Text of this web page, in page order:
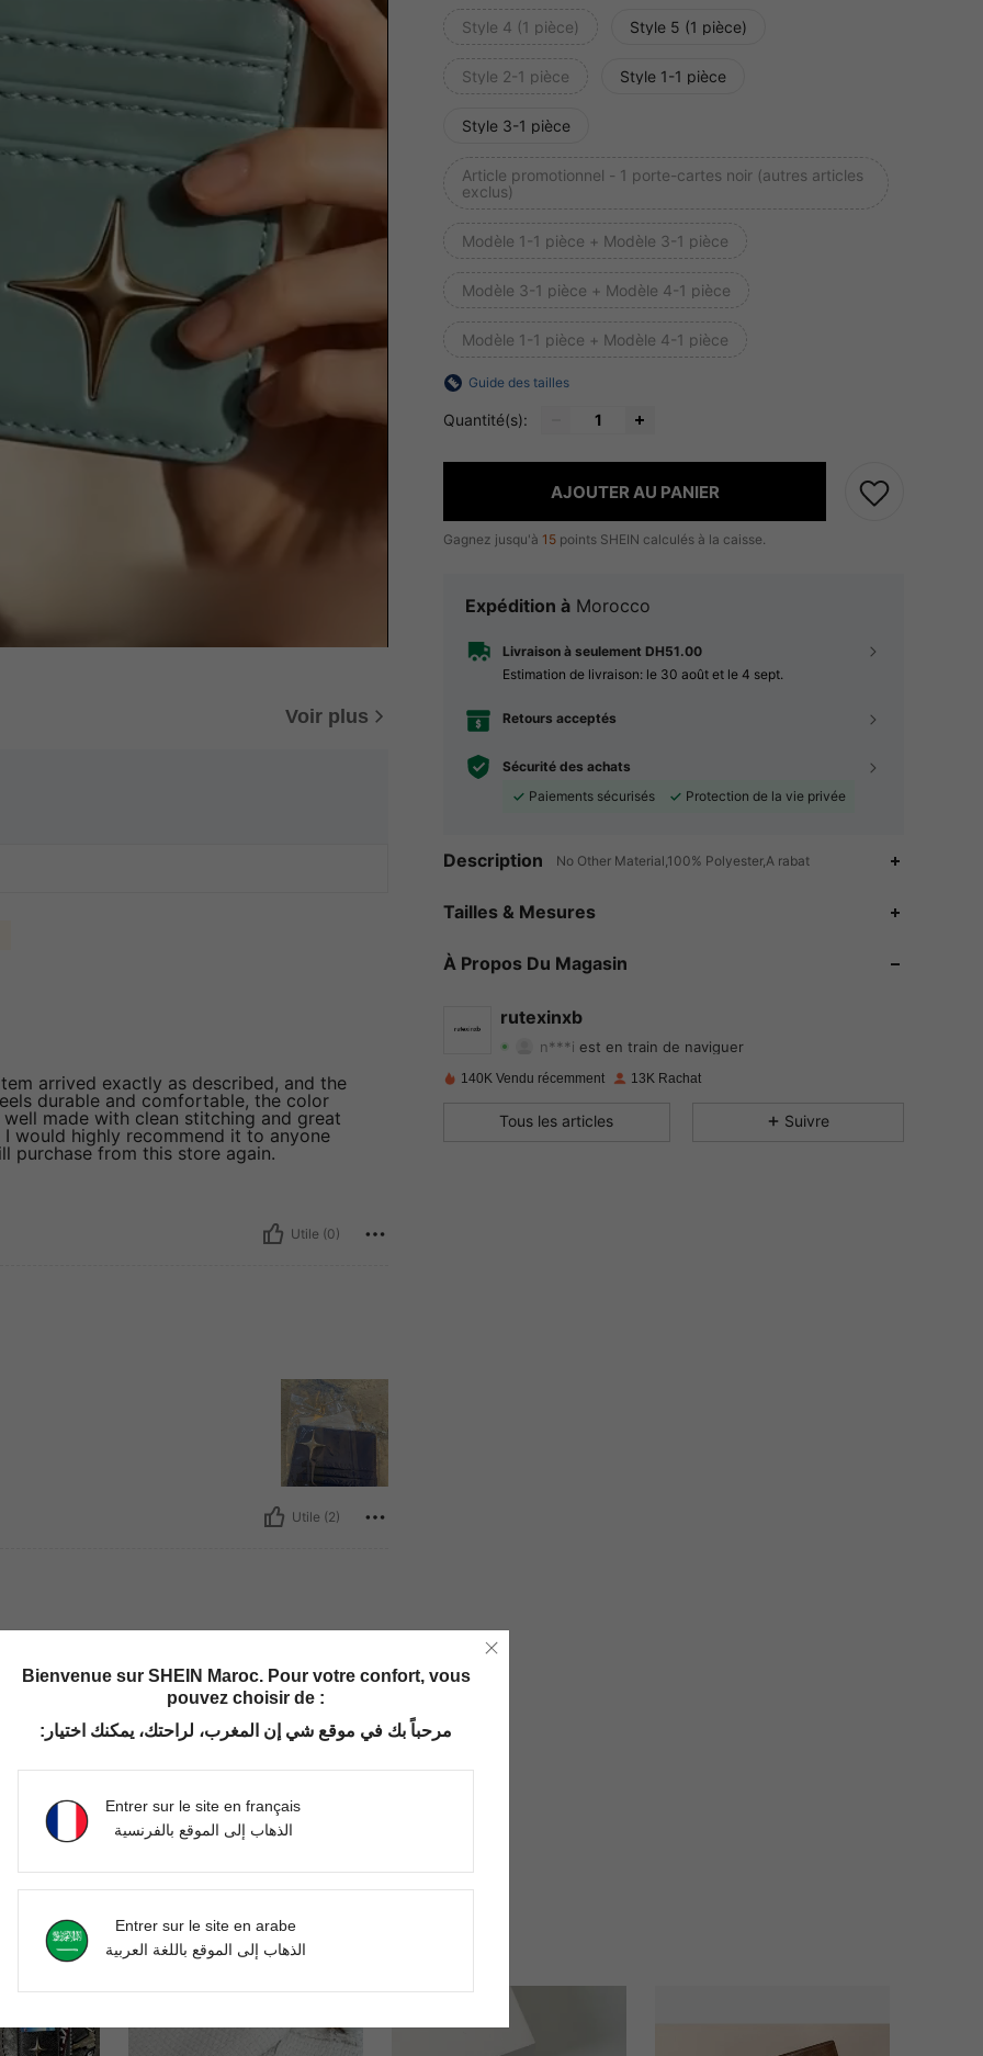
Voir plus
item arrived exactly as described, and the
durable and comfortable, the color
made with clean stitching and great
would highly recommend it to anyone
purchase from this store again.
Utile (0)
Utile (2)
Style 4 (1 pièce) Style 5 (1 pièce)
Style 2-1 pièce Style 1-1 pièce
Style 3-1 pièce
Article promotionnel - 1 porte-cartes noir (autres articles
exclus)
Modèle 1-1 pièce + Modèle 3-1 pièce
Modèle 3-1 pièce + Modèle 4-1 pièce
Modèle 1-1 pièce + Modèle 4-1 pièce
Guide des tailles
Quantité(s):
AJOUTER AU PANIER
Gagnez jusqu'à 15 points SHEIN calculés à la caisse.
Expédition à Morocco
Livraison à seulement DH51.00
Estimation de livraison: le 30 août et le 4 sept.
Retours acceptés
Sécurité des achats
Paiements sécurisés
Protection de la vie privée
Description No Other Material,100% Polyester,A rabat
Tailles & Mesures
À Propos Du Magasin
rutexinxb
4.83
4.83
4.83 Evaluation 819Articles 1.9K
140K Vendu récemment 13K Rachat
Tous les articles Suivre
Bienvenue sur SHEIN Maroc. Pour votre confort, vous
pouvez choisir de :
مرحباً بك في موقع شي إن المغرب، لراحتك، يمكنك اختيار:
Entrer sur le site en français
الذهاب إلى الموقع بالفرنسية
Entrer sur le site en arabe
الذهاب إلى الموقع باللغة العربية